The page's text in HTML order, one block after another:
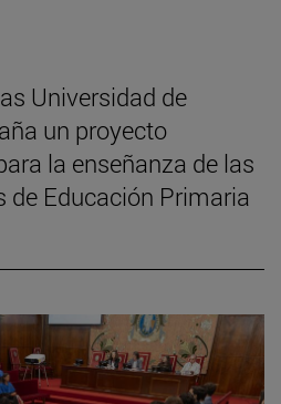
Universidad de
un proyecto
la enseñanza de las
de Educación Primaria